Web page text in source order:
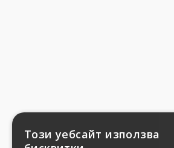
Този уебсайт използва